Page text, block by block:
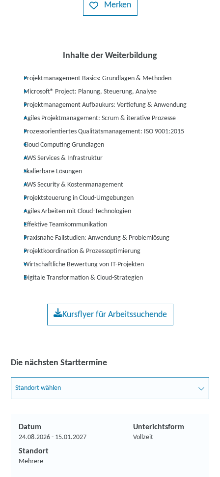
Merken
Inhalte der Weiterbildung
Projektmanagement Basics: Grundlagen & Methoden
Microsoft® Project: Planung, Steuerung, Analyse
Projektmanagement Aufbaukurs: Vertiefung & Anwendung
Agiles Projektmanagement: Scrum & iterative Prozesse
Prozessorientiertes Qualitätsmanagement: ISO 9001:2015
Cloud Computing Grundlagen
AWS Services & Infrastruktur
Skalierbare Lösungen
AWS Security & Kostenmanagement
Projektsteuerung in Cloud-Umgebungen
Agiles Arbeiten mit Cloud-Technologien
Effektive Teamkommunikation
Praxisnahe Fallstudien: Anwendung & Problemlösung
Projektkoordination & Prozessoptimierung
Wirtschaftliche Bewertung von IT-Projekten
Digitale Transformation & Cloud-Strategien
Kursflyer für Arbeitssuchende
Die nächsten Starttermine
Standort wählen
Datum
24.08.2026 - 15.01.2027
Unterichtsform
Vollzeit
Standort
Mehrere